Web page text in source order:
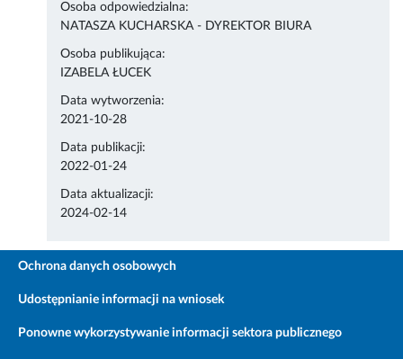
Osoba odpowiedzialna:
NATASZA KUCHARSKA - DYREKTOR BIURA
Osoba publikująca:
IZABELA ŁUCEK
Data wytworzenia:
2021-10-28
Data publikacji:
2022-01-24
Data aktualizacji:
2024-02-14
Ochrona danych osobowych
Udostępnianie informacji na wniosek
Ponowne wykorzystywanie informacji sektora publicznego